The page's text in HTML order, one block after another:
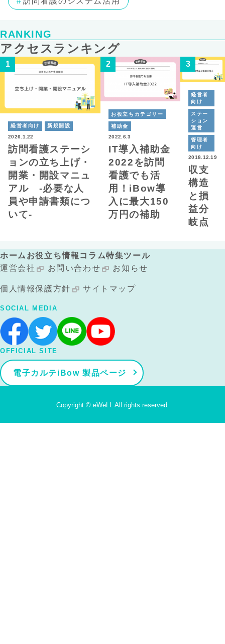
RANKING
アクセスランキング
経営者向け
新規開設
2026.1.22
訪問看護ステーシ
ョンの立ち上げ・
開業・開設マニュ
アル -必要な人
員や申請書類につ
いて-
お役立ちカテゴリー
補助金
2022.6.3
IT導入補助金
2022を訪問
看護でも活
用！iBow導
入に最大150
万円の補助
経営者
向け
ステー
ション
運営
管理者
向け
2018.12.19
収支
構造
と損
益分
岐点
ホームお役立ち情報 コラム特集ツール
運営会社
お問い合わせ お知らせ
個人情報保護方針 サイトマップ
SOCIAL MEDIA
OFFICIAL SITE
電子カルテiBow 製品ページ
Copyright © eWeLL All rights reserved.